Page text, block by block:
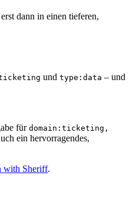
dann in einen tieferen,
und type:data – und
für domain:ticketing,
ein hervorragendes,
with Sheriff.